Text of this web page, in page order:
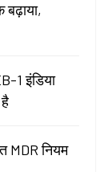
1 इंडिया
MDR नियम